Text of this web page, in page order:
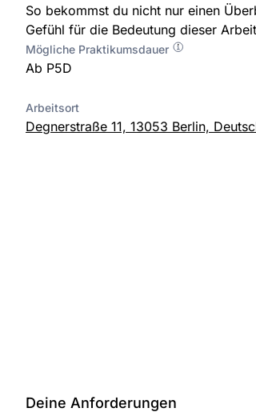
So bekommst du nicht nur einen
Gefühl für die Bedeutung dieser
Mögliche Praktikumsdauer
Ab P5D
Arbeitsort
Degnerstraße 11, 13053 Berlin,
Deine Anforderungen